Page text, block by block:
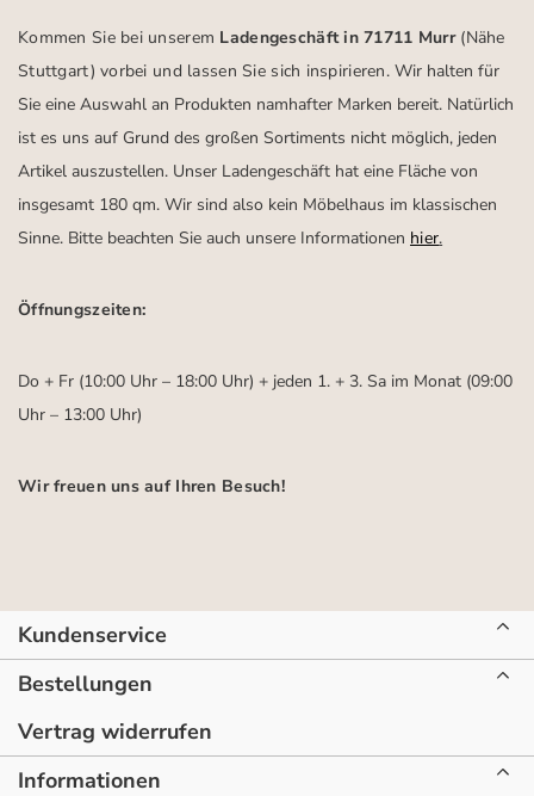
Kommen Sie bei unserem Ladengeschäft in 71711 Murr (Nähe
Stuttgart) vorbei und lassen Sie sich inspirieren.Wir halten für
Sie eine Auswahl an Produkten namhafter Marken bereit. Natürlich
ist es uns auf Grund des großen Sortiments nicht möglich, jeden
Artikel auszustellen. Unser Ladengeschäft hat eine Fläche von
insgesamt 180 qm. Wir sind also kein Möbelhaus im klassischen
Sinne. Bitte beachten Sie auch unsere Informationen hier.
Öffnungszeiten:
Do + Fr (10:00 Uhr – 18:00 Uhr) + jeden 1. + 3. Sa im Monat (09:00
Uhr – 13:00 Uhr)
Wir freuen uns auf Ihren Besuch!
Kundenservice
Bestellungen
Vertrag widerrufen
Informationen